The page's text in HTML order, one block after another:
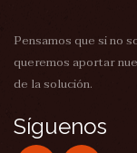
Pensamos que si no
queremos aportar
de la solución.
Síguenos